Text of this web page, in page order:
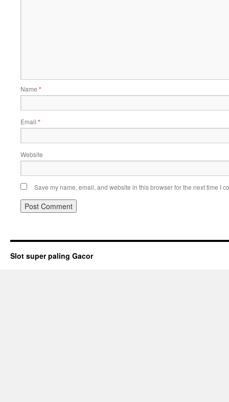
Name *
Email *
Website
Save my name, email, and website in this browser for the next time I
Slot super paling Gacor